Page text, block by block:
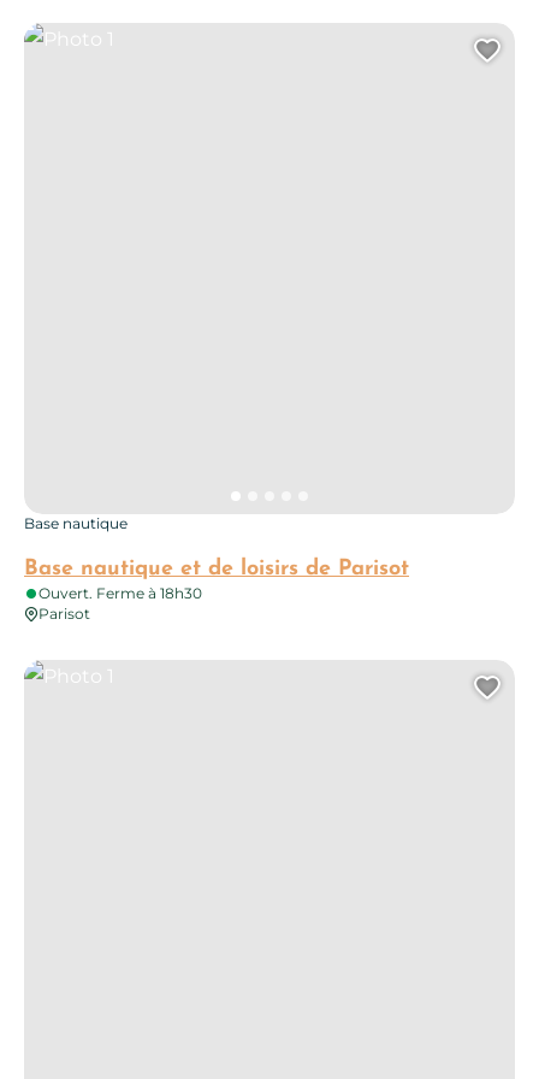
Base nautique et de loisirs de Parisot
Base nautique
Ouvert. Ferme à 18h30
Parisot
Photo 1
Photo 1